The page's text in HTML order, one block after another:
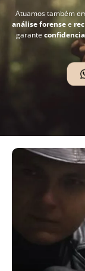
Atuamos também
análise forensee
garante